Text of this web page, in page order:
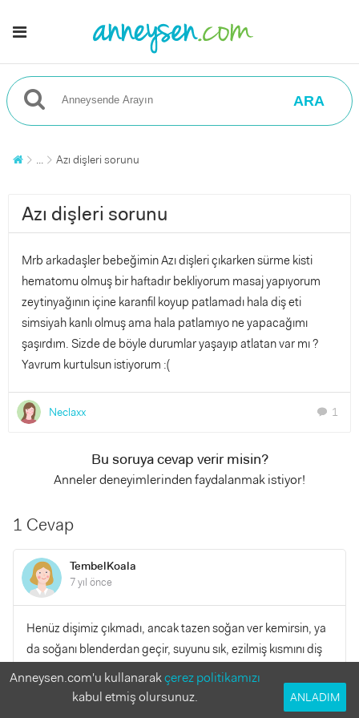
ARA
... Azı dişleri sorunu
Azı dişleri sorunu
Mrb arkadaşler bebeğimin Azı dişleri çıkarken sürme kisti
hematomu olmuş bir haftadır bekliyorum masaj yapıyorum
zeytinyağının içine karanfil koyup patlamadı hala diş eti
simsiyah kanlı olmuş ama hala patlamıyo ne yapacağımı
şaşırdım. Sizde de böyle durumlar yaşayıp atlatan var mı ?
Yavrum kurtulsun istiyorum :(
Neclaxx chat 1
Bu soruya cevap verir misin?
Anneler deneyimlerinden faydalanmak istiyor!
1 Cevap
TembelKoala
7 yıl önce
Henüz dişimiz çıkmadı, ancak tazen soğan ver kemirsin, ya
da soğanı blenderdan geçir, suyunu sık, ezilmiş kısmını diş
etlerine sür. Yumuşatır, rahatlatır, etleri gevşetir.
YANITLA
Anneysen.com'u kullanarakçerez politikamızı
kabul etmiş olursunuz.
ANLADIM